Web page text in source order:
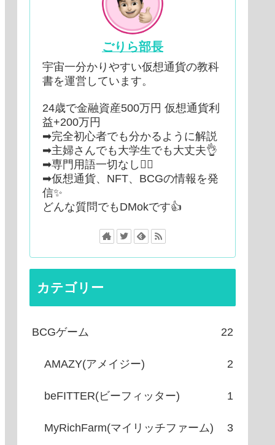
ごりら部長
宇宙一分かりやすい仮想通貨の教科
書を運営しています。
24歳で金融資産500万円 仮想通貨利
益+200万円
➡︎完全初心者でも分かるように解説
➡︎主婦さんでも大学生でも大丈夫👌
➡︎専門用語一切なし🙆‍♂️
➡︎仮想通貨、NFT、BCGの情報を発
信✨
どんな質問でもDMokです👍
カテゴリー
BCGゲーム 22
AMAZY(アメイジー) 2
beFITTER(ビーフィッター) 1
MyRichFarm(マイリッチファーム) 3